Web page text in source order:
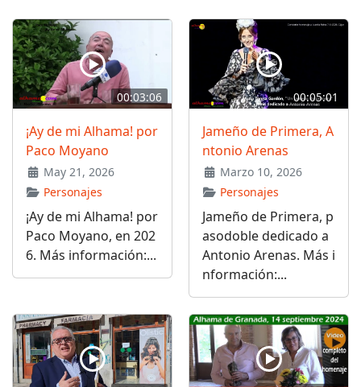
00:03:06
¡Ay de mi Alhama! por
Paco Moyano
May 21, 2026
Personajes
¡Ay de mi Alhama! por
Paco Moyano, en 202
6. Más información:...
00:05:01
Jameño de Primera, A
ntonio Arenas
Marzo 10, 2026
Personajes
Jameño de Primera, p
asodoble dedicado a
Antonio Arenas. Más i
nformación:...